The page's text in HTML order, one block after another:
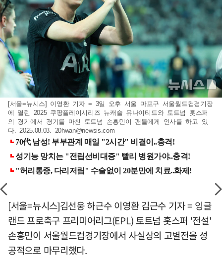
[서울=뉴시스] 이영환 기자 = 3일 오후 서울 마포구 서울월드컵경기장
에 열린 2025 쿠팡플레이시리즈 뉴캐슬 유나이티드와 토트넘 홋스퍼
의 경기에서 경기를 마친 토트넘 손흥민이 팬들에게 인사를 하고 있
다. 2025.08.03. 20hwan@newsis.com
[서울=뉴시스]김선웅 하근수 이영환 김근수 기자 = 잉글
랜드 프로축구 프리미어리그(EPL) 토트넘 홋스퍼 '전설'
손흥민이 서울월드컵경기장에서 사실상의 고별전을 성
공적으로 마무리했다.